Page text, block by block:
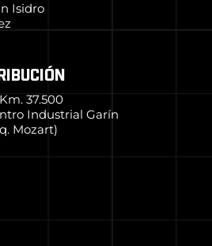
Isidro
37.500
Industrial Garín
Mozart)